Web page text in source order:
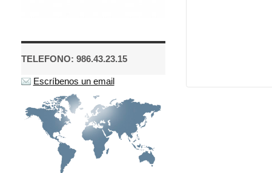
TELEFONO: 986.43.23.15
Escríbenos un email